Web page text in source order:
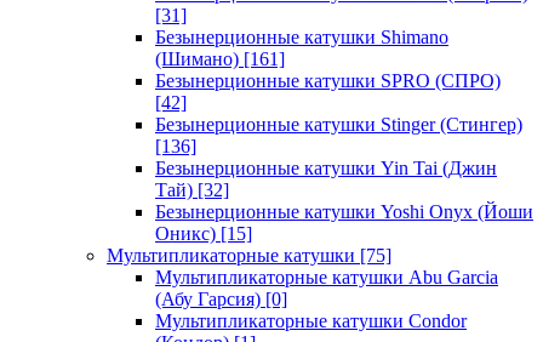
[31]
Безынерционные катушки Shimano
(Шимано) [161]
Безынерционные катушки SPRO (СПРО)
[42]
Безынерционные катушки Stinger (Стингер)
[136]
Безынерционные катушки Yin Tai (Джин
Тай) [32]
Безынерционные катушки Yoshi Onyx (Йоши
Оникс) [15]
Мультипликаторные катушки [75]
Мультипликаторные катушки Abu Garcia
(Абу Гарсия) [0]
Мультипликаторные катушки Condor